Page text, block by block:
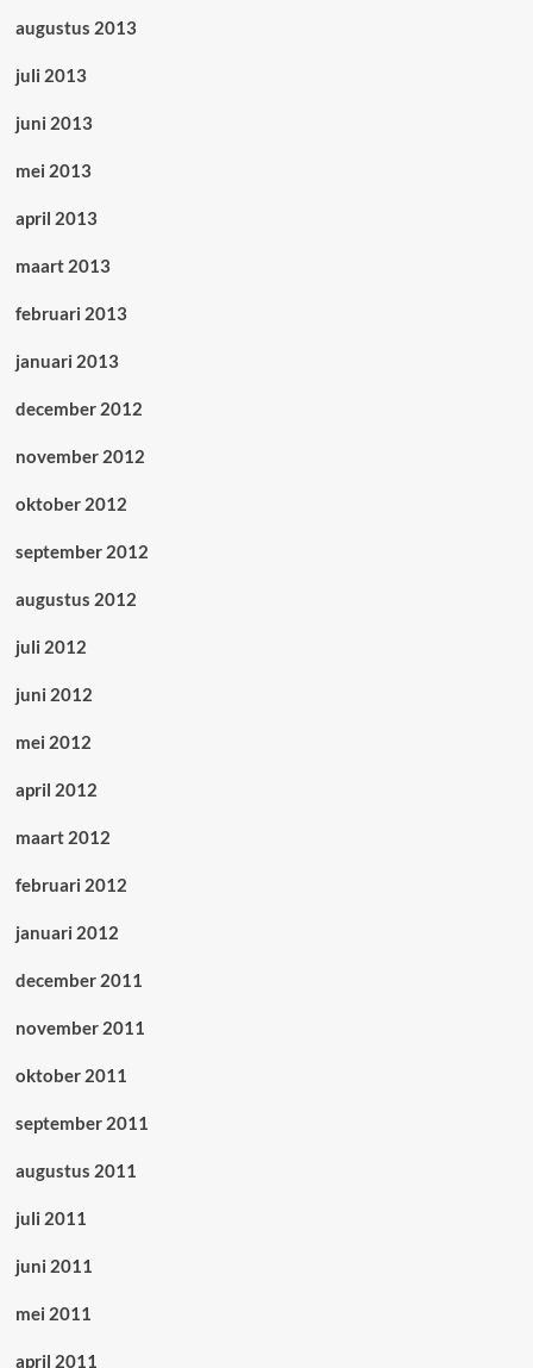
augustus 2013
juli 2013
juni 2013
mei 2013
april 2013
maart 2013
februari 2013
januari 2013
december 2012
november 2012
oktober 2012
september 2012
augustus 2012
juli 2012
juni 2012
mei 2012
april 2012
maart 2012
februari 2012
januari 2012
december 2011
november 2011
oktober 2011
september 2011
augustus 2011
juli 2011
juni 2011
mei 2011
april 2011